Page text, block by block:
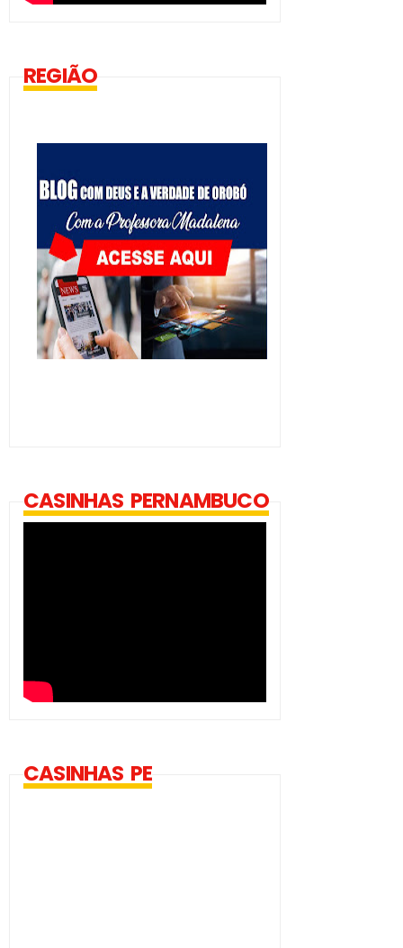
REGIÃO
CASINHAS PERNAMBUCO
CASINHAS PE